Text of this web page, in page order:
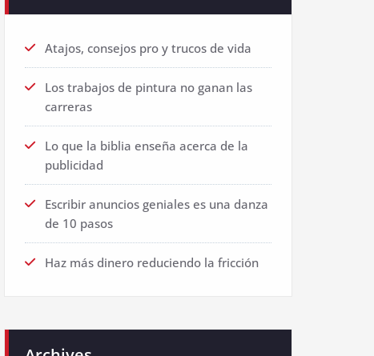
Atajos, consejos pro y trucos de vida
Los trabajos de pintura no ganan las
carreras
Lo que la biblia enseña acerca de la
publicidad
Escribir anuncios geniales es una danza
de 10 pasos
Haz más dinero reduciendo la fricción